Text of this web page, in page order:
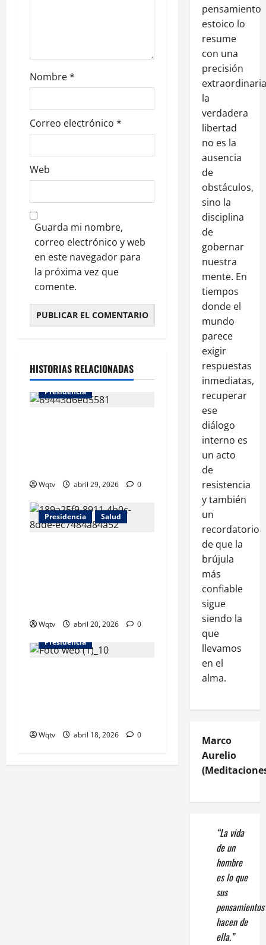
Nombre*
Correo electrónico *
Web
Guarda mi nombre,
correo electrónico y web
en este navegador para
la próxima vez que
comente.
HISTORIAS RELACIONADAS
Nacionales
Presidencia
Wqtv abril 29, 2026 0
Presidencia Salud
Wqtv abril 20, 2026 0
Nacionales
Presidencia
Wqtv abril 18, 2026 0
pensamiento
estoico lo
resume
con una
precisión
la
verdadera
libertad
no es la
ausencia
de
obstáculos,
sino la
disciplina
de
gobernar
nuestra
mente. En
tiempos
donde el
mundo
parece
exigir
respuestas
inmediatas,
recuperar
ese
diálogo
interno es
un acto
de
resistencia
y también
un
recordatorio
de que la
brújula
más
confiable
sigue
siendo la
que
llevamos
en el
alma.
Marco
Aurelio
“La vida
de un
hombre
es lo que
sus
pensamientos
hacen de
ella.”